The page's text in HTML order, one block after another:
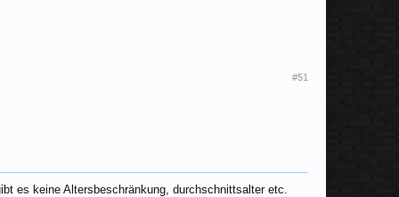
#51
es keine Altersbeschränkung, durchschnittsalter etc.